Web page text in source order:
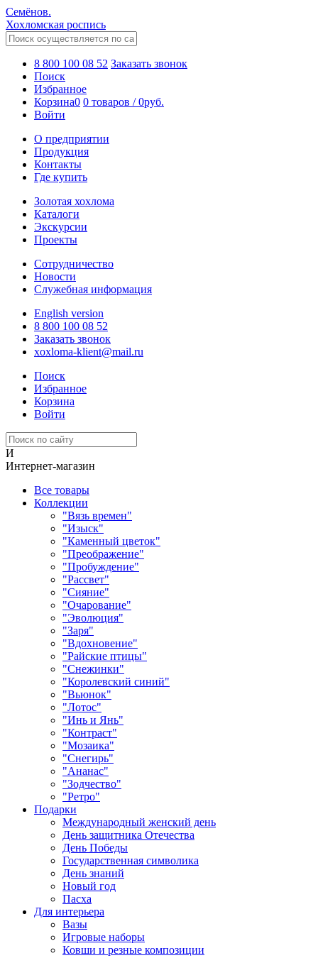
Семёнов.
Хохломская роспись
8 800 100 08 52 Заказать звонок
Поиск
Избранное
Корзина0 0 товаров /0руб.
Войти
О предприятии
Продукция
Контакты
Где купить
Золотая хохлома
Каталоги
Экскурсии
Проекты
Сотрудничество
Новости
Служебная информация
English version
8 800 100 08 52
Заказать звонок
xoxloma-klient@mail.ru
Поиск
Избранное
Корзина
Войти
И
Интернет-магазин
Все товары
Коллекции
"Вязь времен"
"Изыск"
"Каменный цветок"
"Преображение"
"Пробуждение"
"Рассвет"
"Сияние"
"Очарование"
"Эволюция"
"Заря"
"Вдохновение"
"Райские птицы"
"Снежинки"
"Королевский синий"
"Вьюнок"
"Лотос"
"Инь и Янь"
"Контраст"
"Мозаика"
"Снегирь"
"Ананас"
"Зодчество"
"Ретро"
Подарки
Международный женский день
День защитника Отечества
День Победы
Государственная символика
День знаний
Новый год
Пасха
Для интерьера
Вазы
Игровые наборы
Ковши и резные композиции